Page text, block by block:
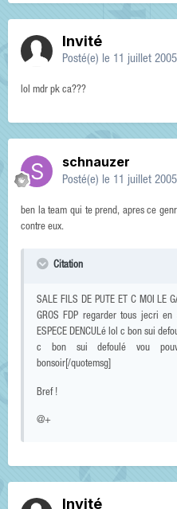
Invité
Posté(e) le 11 juillet 2005
lol mdr pk ca???
schnauzer
Posté(e) le 11 juillet 2005
ben la team qui te prend, apres ce
contre eux.
Citation
SALE FILS DE PUTE ET C MOI LE
GROS FDP regarder tous jecri
ESPECE DENCULé lol c bon sui
c bon sui defoulé vou
bonsoir[/quotemsg]
Bref !
@+
Invité